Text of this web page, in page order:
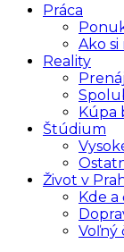
Práca
Ako
Reality
Kúpa
Štúdium
Život v
Kde a
Voľný